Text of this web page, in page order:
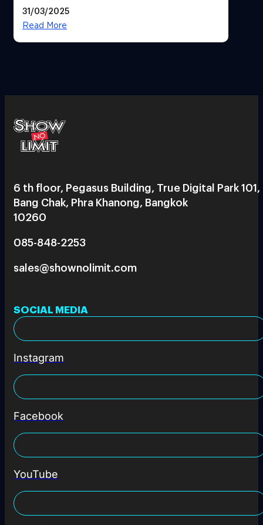
31/03/2025
Read More
6 th floor, Pegasus Building, True Digital Park 101,
Bang Chak, Phra Khanong, Bangkok
10260
085-848-2253
sales@shownolimit.com
SOCIAL MEDIA
Instagram
Facebook
YouTube